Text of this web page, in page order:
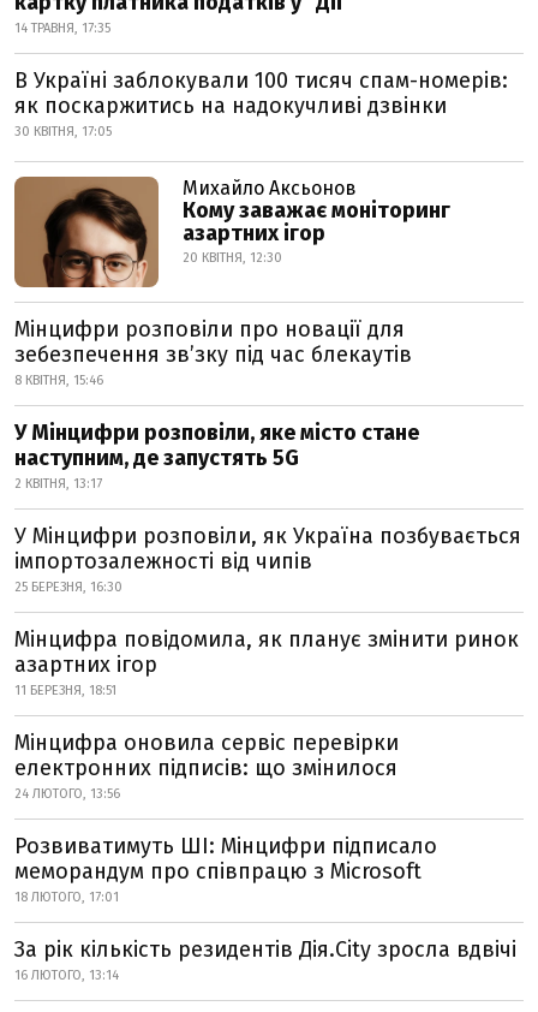
14 ТРАВНЯ, 17:35
В Україні заблокували 100 тисяч спам-номерів:
як поскаржитись на надокучливі дзвінки
30 КВІТНЯ, 17:05
Михайло Аксьонов
Кому заважає моніторинг
азартних ігор
20 КВІТНЯ, 12:30
Мінцифри розповіли про новації для
зебезпечення зв’зку під час блекаутів
8 КВІТНЯ, 15:46
У Мінцифри розповіли, яке місто стане
наступним, де запустять 5G
2 КВІТНЯ, 13:17
У Мінцифри розповіли, як Україна позбувається
імпортозалежності від чипів
25 БЕРЕЗНЯ, 16:30
Мінцифра повідомила, як планує змінити ринок
азартних ігор
11 БЕРЕЗНЯ, 18:51
Мінцифра оновила сервіс перевірки
електронних підписів: що змінилося
24 ЛЮТОГО, 13:56
Розвиватимуть ШІ: Мінцифри підписало
меморандум про співпрацю з Microsoft
18 ЛЮТОГО, 17:01
За рік кількість резидентів Дія.City зросла вдвічі
16 ЛЮТОГО, 13:14